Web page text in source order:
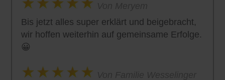
Bis jetzt alles super erklärt und beigebracht,
wir hoffen weiterhin auf gemeinsame Erfolge.
😀